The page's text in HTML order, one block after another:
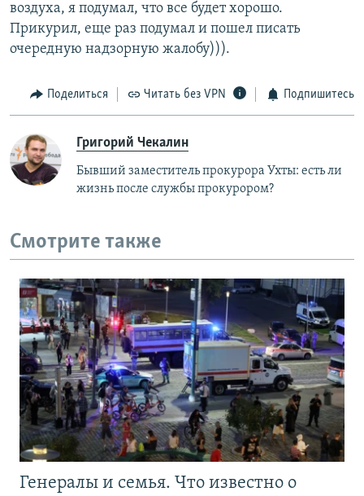
воздуха, я подумал, что все будет хорошо.
Прикурил, еще раз подумал и пошел писать
очередную надзорную жалобу))).
Поделиться Читать без VPN Подпишитесь
Григорий Чекалин
Бывший заместитель прокурора Ухты: есть ли
жизнь после службы прокурором?
Смотрите также
Генералы и семья. Что известно о